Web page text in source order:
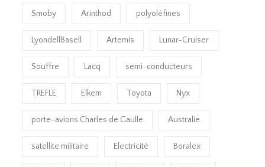
Smoby Arinthod polyoléfines
LyondellBasell Artemis Lunar-Cruiser
Souffre Lacq semi-conducteurs
TREFLE Elkem Toyota Nyx
porte-avions Charles de Gaulle Australie
satellite militaire Electricité Boralex